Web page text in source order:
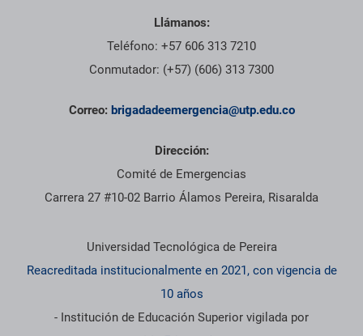
Llámanos:
Teléfono: +57 606 313 7210
Conmutador: (+57) (606) 313 7300
Correo: brigadadeemergencia@utp.edu.co
Dirección:
Comité de Emergencias
Carrera 27 #10-02 Barrio Álamos Pereira, Risaralda
Información institucional
Universidad Tecnológica de Pereira
Reacreditada institucionalmente en 2021, con vigencia de
10 años
- Institución de Educación Superior vigilada por